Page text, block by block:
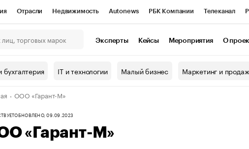
Отрасли Недвижимость Autonews РБК Компании Телеканал
Проверка контрагентов
валюты
Эксперты Кейсы Мероприятия О
бухгалтерия IT и технологии Малый бизнес Маркетинг и
ООО «Гарант-М»
ОБНОВЛЕНО, 09.09.2023
«Гарант-М»